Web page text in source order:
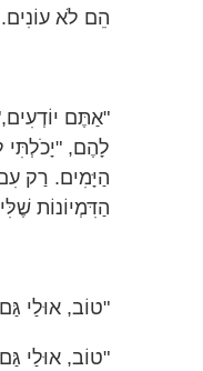
הֵם לֹא עוֹנִים.
"אַתֶּם
לָהֶם, "יָכֹלְתִּי
הַיָּמִים. רַק
הַדִּמְיוֹנוֹת
"טוֹב, אוּלַי
"טוֹב, אוּלַי